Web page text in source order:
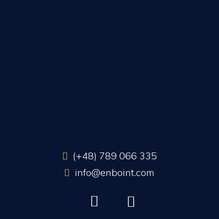
(+48) 789 066 335
info@enboint.com